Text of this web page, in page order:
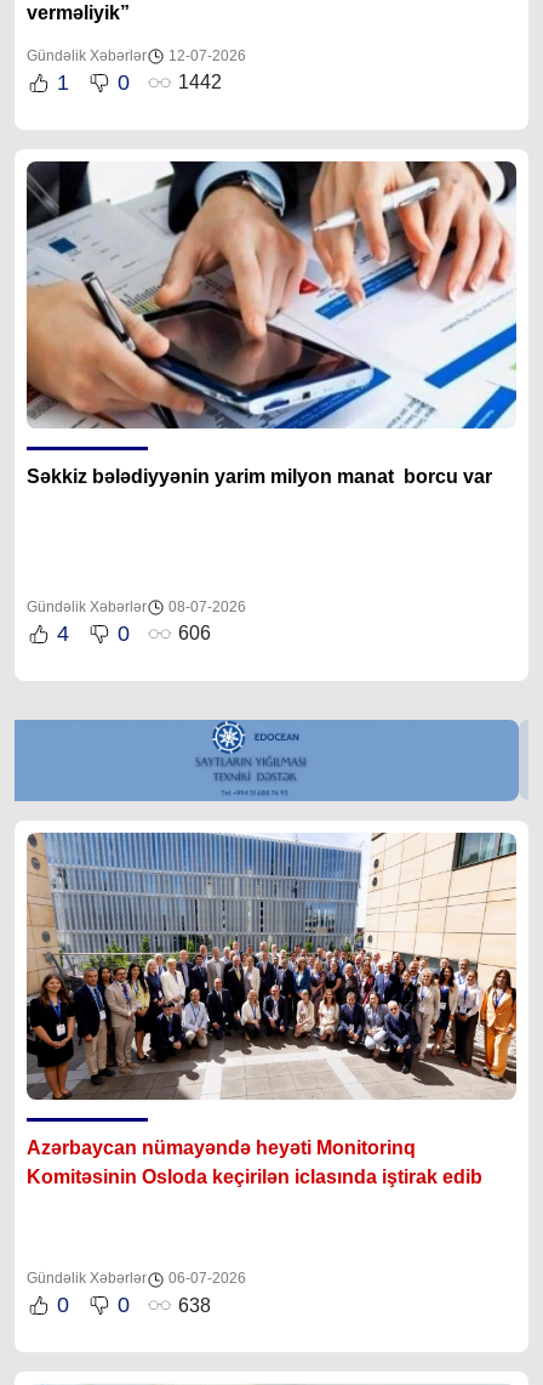
verməliyik”
Gündəlik Xəbərlər 12-07-2026
1 0 1442
Səkkiz bələdiyyənin yarim milyon manat borcu var
Gündəlik Xəbərlər 08-07-2026
4 0 606
Azərbaycan nümayəndə heyəti Monitorinq
Komitəsinin Osloda keçirilən iclasında iştirak edib
Gündəlik Xəbərlər 06-07-2026
0 0 638